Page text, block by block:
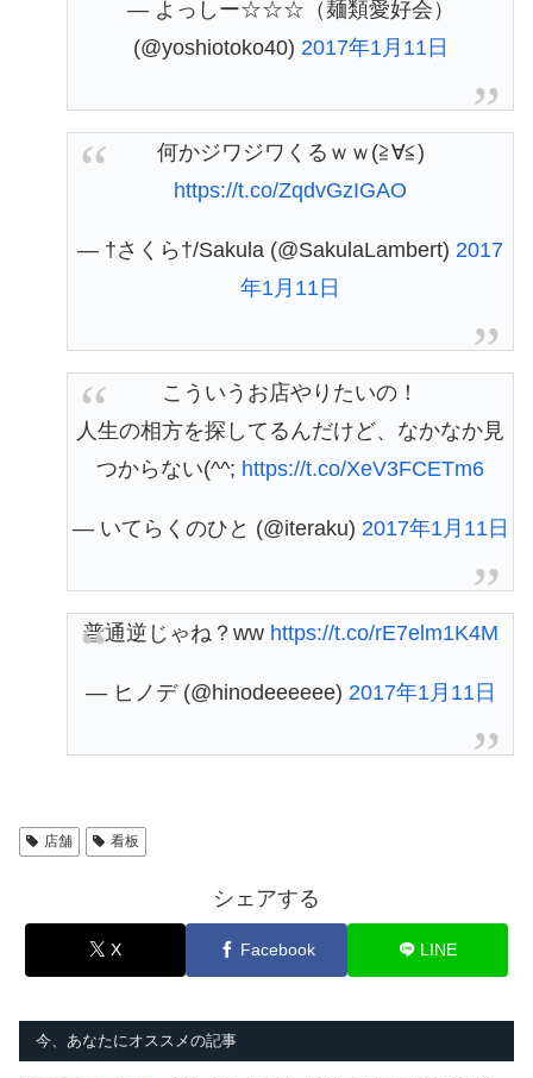
— よっしー☆☆☆（麺類愛好会）
(@yoshiotoko40) 2017年1月11日
何かジワジワくるｗｗ(≧∀≦)
https://t.co/ZqdvGzIGAO
— †さくら†/Sakula (@SakulaLambert) 2017
年1月11日
こういうお店やりたいの！
人生の相方を探してるんだけど、なかなか見
つからない(^^; https://t.co/XeV3FCETm6
— いてらくのひと (@iteraku) 2017年1月11日
普通逆じゃね？ww https://t.co/rE7elm1K4M
— ヒノデ (@hinodeeeeee) 2017年1月11日
店舗 看板
シェアする
X Facebook LINE
今、あなたにオススメの記事